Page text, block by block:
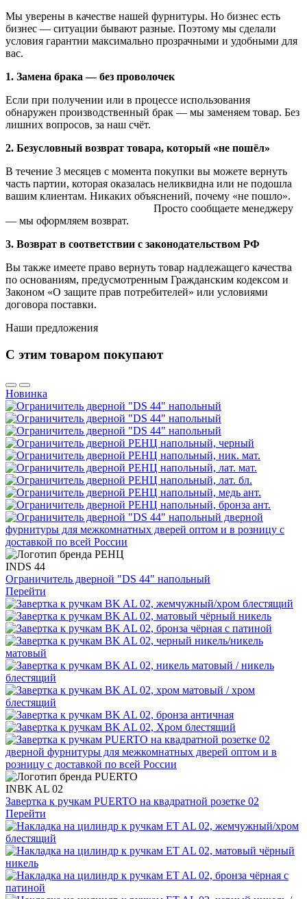
Мы уверены в качестве нашей фурнитуры. Но бизнес есть
бизнес — ситуации бывают разные. Поэтому мы сделали
условия гарантии максимально прозрачными и удобными для
вас.
1. Замена брака — без проволочек
Если при получении или в процессе использования
обнаружен производственный брак — мы заменяем товар. Без
лишних вопросов, за наш счёт.
2. Безусловный возврат товара, который «не пошёл»
В течение 3 месяцев с момента покупки вы можете вернуть
часть партии, которая оказалась неликвидна или не подошла
вашим клиентам. Никаких объяснений, почему «не пошло».
Просто сообщаете менеджеру
— мы оформляем возврат.
3. Возврат в соответствии с законодательством РФ
Вы также имеете право вернуть товар надлежащего качества
по основаниям, предусмотренным Гражданским кодексом и
Законом «О защите прав потребителей» или условиями
договора поставки.
Наши предложения
С этим товаром покупают
Новинка
INDS 44
Ограничитель дверной "DS 44" напольный
Перейти
INBK AL 02
Завертка к ручкам PUERTO на квадратной розетке 02
Перейти